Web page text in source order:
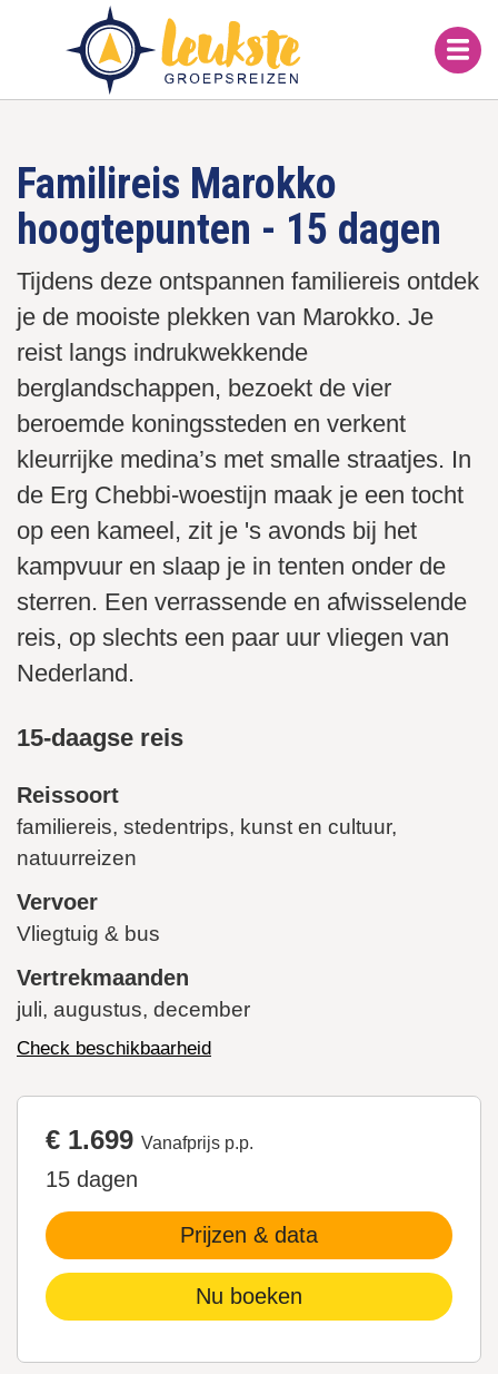
Overslaan
de
Familireis Marokko
hoogtepunten - 15 dagen
Tijdens deze ontspannen familiereis ontdek
je de mooiste plekken van Marokko. Je
reist langs indrukwekkende
berglandschappen, bezoekt de vier
beroemde koningssteden en verkent
kleurrijke medina’s met smalle straatjes. In
de Erg Chebbi-woestijn maak je een tocht
op een kameel, zit je 's avonds bij het
kampvuur en slaap je in tenten onder de
sterren. Een verrassende en afwisselende
reis, op slechts een paar uur vliegen van
Nederland.
15-daagse reis
Reissoort
familiereis, stedentrips, kunst en cultuur,
natuurreizen
Vervoer
Vliegtuig & bus
Vertrekmaanden
juli, augustus, december
Check beschikbaarheid
€ 1.699 Vanafprijs p.p.
15 dagen
Prijzen & data
Nu boeken